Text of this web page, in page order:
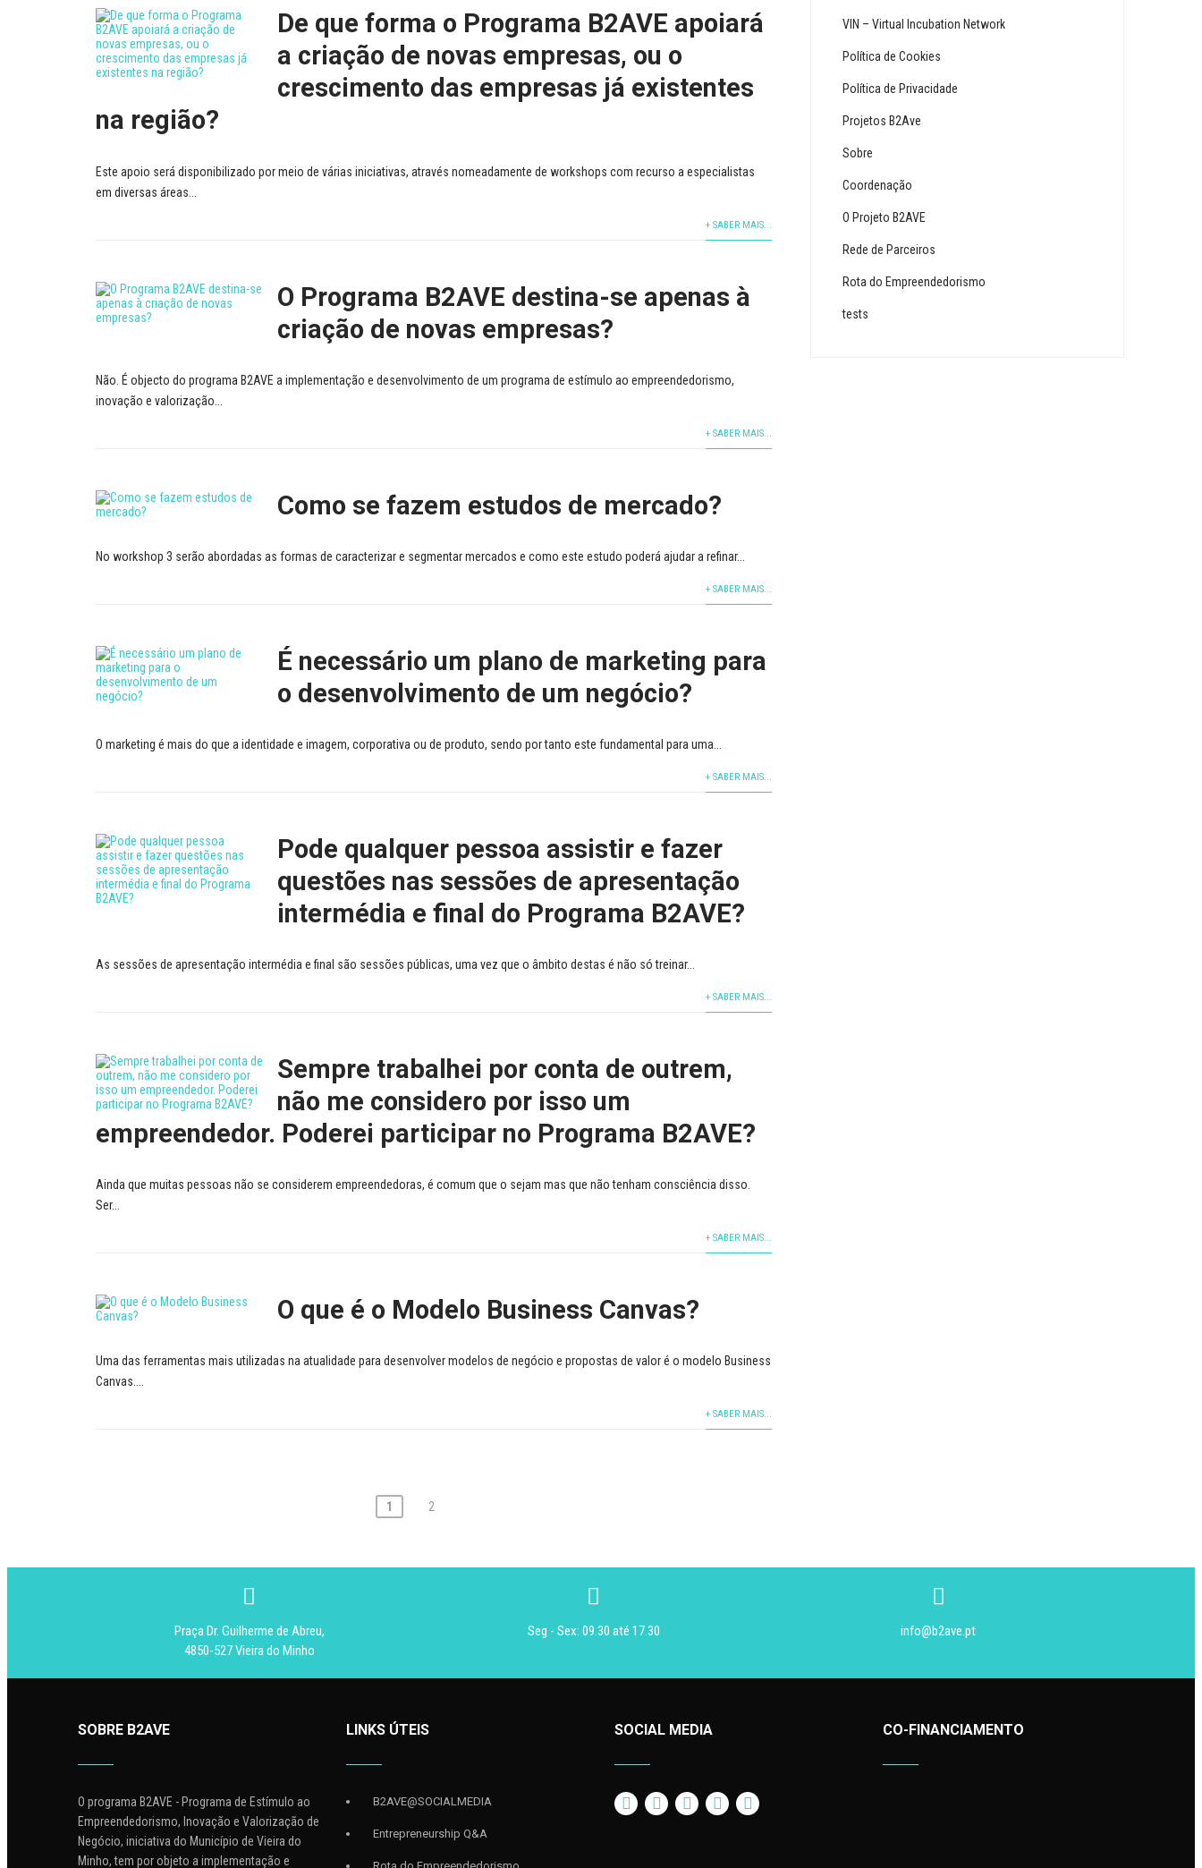
De que forma o Programa B2AVE apoiará
a criação de novas empresas, ou o
crescimento das empresas já existentes
na região?
Este apoio será disponibilizado por meio de várias iniciativas, através nomeadamente de workshops com recurso a especialistas
em diversas áreas...
+ SABER MAIS...
O Programa B2AVE destina-se apenas à
criação de novas empresas?
Não. É objecto do programa B2AVE a implementação e desenvolvimento de um programa de estímulo ao empreendedorismo,
inovação e valorização...
+ SABER MAIS...
Como se fazem estudos de mercado?
No workshop 3 serão abordadas as formas de caracterizar e segmentar mercados e como este estudo poderá ajudar a refinar...
+ SABER MAIS...
É necessário um plano de marketing para
o desenvolvimento de um negócio?
O marketing é mais do que a identidade e imagem, corporativa ou de produto, sendo por tanto este fundamental para uma...
+ SABER MAIS...
Pode qualquer pessoa assistir e fazer
questões nas sessões de apresentação
intermédia e final do Programa B2AVE?
As sessões de apresentação intermédia e final são sessões públicas, uma vez que o âmbito destas é não só treinar...
+ SABER MAIS...
Sempre trabalhei por conta de outrem,
não me considero por isso um
empreendedor. Poderei participar no Programa B2AVE?
Ainda que muitas pessoas não se considerem empreendedoras, é comum que o sejam mas que não tenham consciência disso.
Ser...
+ SABER MAIS...
O que é o Modelo Business Canvas?
Uma das ferramentas mais utilizadas na atualidade para desenvolver modelos de negócio e propostas de valor é o modelo Business
Canvas....
+ SABER MAIS...
o
n
v
i
g
a
1 2
VIN – Virtual Incubation Network
Política de Cookies
Política de Privacidade
Projetos B2Ave
Sobre
Coordenação
O Projeto B2AVE
Rede de Parceiros
Rota do Empreendedorismo
tests
Praça Dr. Guilherme de Abreu,
4850-527 Vieira do Minho
Seg - Sex: 09.30 até 17.30 info@b2ave.pt
SOBRE B2AVE
O programa B2AVE - Programa de Estímulo ao
Empreendedorismo, Inovação e Valorização de
Negócio, iniciativa do Município de Vieira do
Minho, tem por objeto a implementação e
LINKS ÚTEIS
B2AVE@SOCIALMEDIA
Entrepreneurship Q&A
SOCIAL MEDIA CO-FINANCIAMENTO